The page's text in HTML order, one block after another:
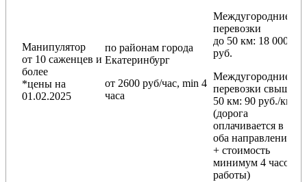
Манипулятор
от 10 саженцев и
более
*цены на
01.02.2025
по районам города
Екатеринбург
от 2600 руб/час, min 4
часа
Междугородние
перевозки
до 50 км: 18 000
руб.
Междугородние
перевозки свыше
50 км: 90 руб./км
(дорога
оплачивается в
оба направления
+ стоимость
минимум 4 часов
работы)